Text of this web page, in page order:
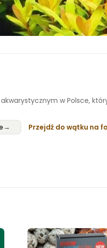
w Polsce,
Przejdź do wątku na